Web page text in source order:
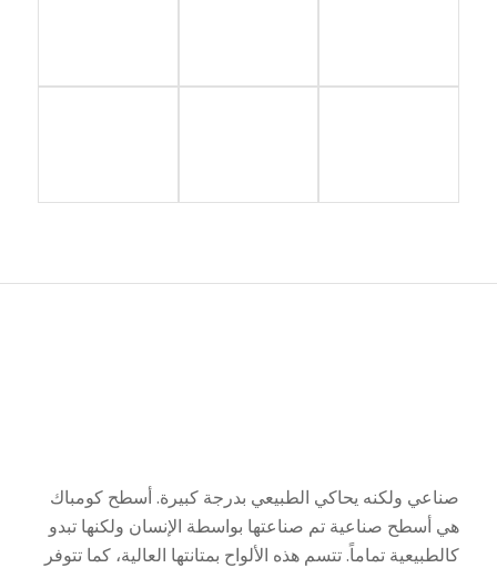
صناعي ولكنه يحاكي الطبيعي بدرجة كبيرة. أسطح كومباك
هي أسطح صناعية تم صناعتها بواسطة الإنسان ولكنها تبدو
كالطبيعية تماماً. تتسم هذه الألواح بمتانتها العالية، كما تتوفر